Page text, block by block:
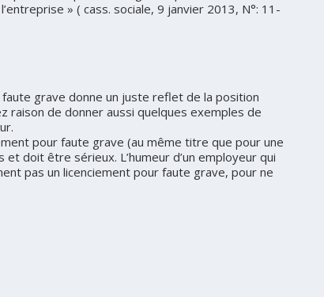
» ( cass. sociale, 9 janvier 2013, N°: 11-
grave donne un juste reflet de la position
raison de donner aussi quelques exemples de
pour faute grave (au même titre que pour une
doit être sérieux. L’humeur d’un employeur qui
pas un licenciement pour faute grave, pour ne